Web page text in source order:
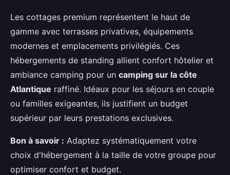
Les cottages premium représentent le haut de
gamme avec terrasses privatives, équipements
modernes et emplacements privilégiés. Ces
hébergements de standing allient confort hôtelier et
ambiance camping pour un camping sur la côte
Atlantique raffiné. Idéaux pour les séjours en couple
ou familles exigeantes, ils justifient un budget
supérieur par leurs prestations exclusives.
Bon à savoir : Adaptez systématiquement votre
choix d'hébergement à la taille de votre groupe pour
optimiser confort et budget.